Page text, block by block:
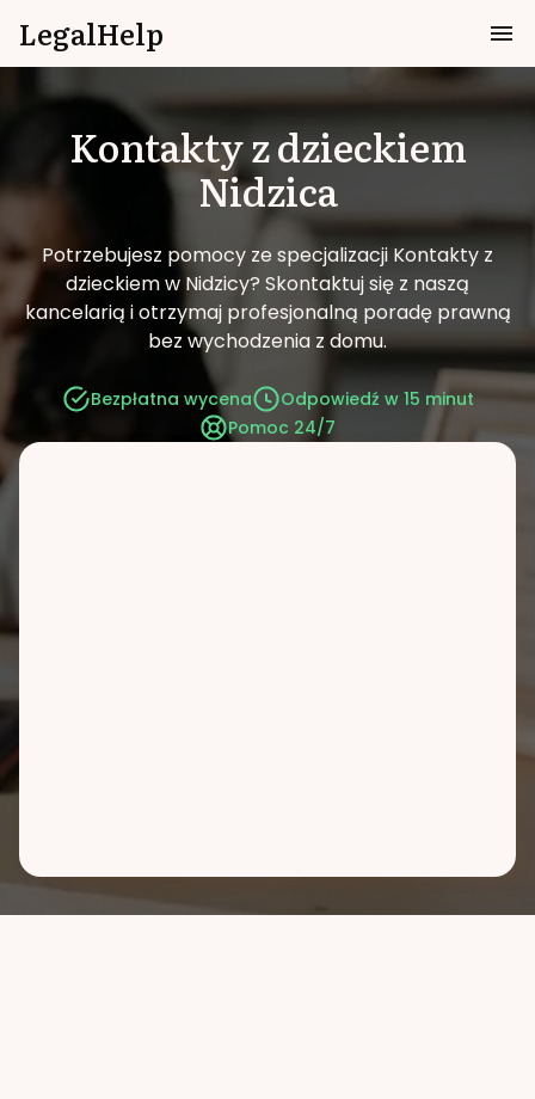
LegalHelp
Kontakty z dzieckiem
Nidzica
Potrzebujesz pomocy ze specjalizacji Kontakty z
dzieckiem w Nidzicy? Skontaktuj się z naszą
kancelarią i otrzymaj profesjonalną poradę prawną
bez wychodzenia z domu.
Bezpłatna wycena
Odpowiedź w 15 minut
Pomoc 24/7